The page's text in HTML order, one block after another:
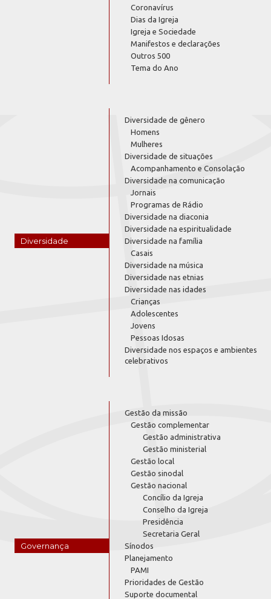
Coronavírus
Dias da Igreja
Igreja e Sociedade
Manifestos e declarações
Outros 500
Tema do Ano
Diversidade
Diversidade de gênero
Homens
Mulheres
Diversidade de situações
Acompanhamento e Consolação
Diversidade na comunicação
Jornais
Programas de Rádio
Diversidade na diaconia
Diversidade na espiritualidade
Diversidade na família
Casais
Diversidade na música
Diversidade nas etnias
Diversidade nas idades
Crianças
Adolescentes
Jovens
Pessoas Idosas
Diversidade nos espaços e ambientes
celebrativos
Governança
Gestão da missão
Gestão complementar
Gestão administrativa
Gestão ministerial
Gestão local
Gestão sinodal
Gestão nacional
Concílio da Igreja
Conselho da Igreja
Presidência
Secretaria Geral
Sínodos
Planejamento
PAMI
Prioridades de Gestão
Suporte documental